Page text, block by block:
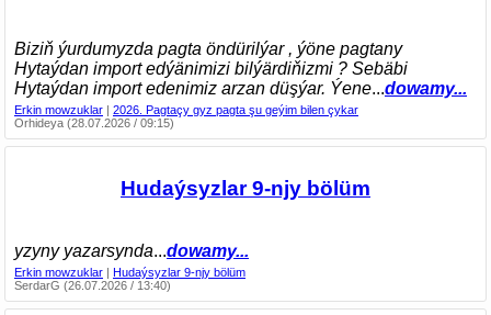
Biziň ýurdumyzda pagta öndürilýar , ýöne pagtany
Hytaýdan import edýänimizi bilýärdiňizmi ? Sebäbi
Hytaýdan import edenimiz arzan düşýar. Ýene...dowamy...
Erkin mowzuklar
2026. Pagtaçy gyz pagta şu geýim bilen çykar
Orhideya (28.07.2026 / 09:15)
Hudaýsyzlar 9-njy bölüm
yzyny yazarsynda...dowamy...
Erkin mowzuklar | Hudaýsyzlar 9-njy bölüm
SerdarG (26.07.2026 / 13:40)